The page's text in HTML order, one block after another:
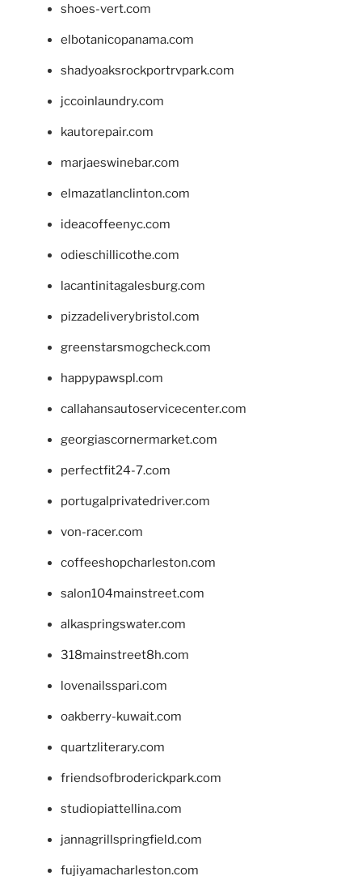
shoes-vert.com
elbotanicopanama.com
shadyoaksrockportrvpark.com
jccoinlaundry.com
kautorepair.com
marjaeswinebar.com
elmazatlanclinton.com
ideacoffeenyc.com
odieschillicothe.com
lacantinitagalesburg.com
pizzadeliverybristol.com
greenstarsmogcheck.com
happypawspl.com
callahansautoservicecenter.com
georgiascornermarket.com
perfectfit24-7.com
portugalprivatedriver.com
von-racer.com
coffeeshopcharleston.com
salon104mainstreet.com
alkaspringswater.com
318mainstreet8h.com
lovenailsspari.com
oakberry-kuwait.com
quartzliterary.com
friendsofbroderickpark.com
studiopiattellina.com
jannagrillspringfield.com
fujiyamacharleston.com